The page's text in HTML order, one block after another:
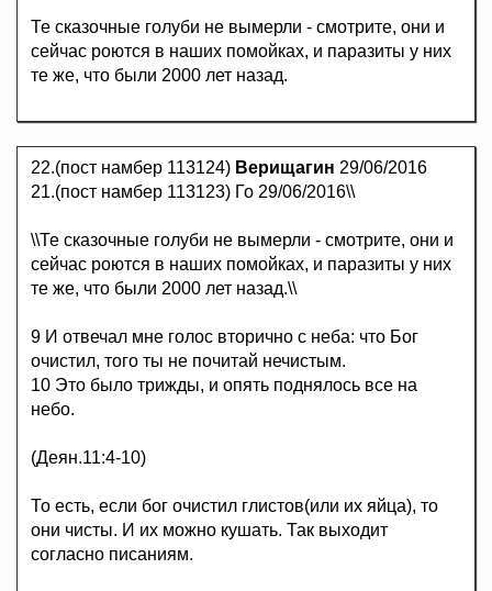
Те сказочные голуби не вымерли - смотрите, они и
сейчас роются в наших помойках, и паразиты у них
те же, что были 2000 лет назад.
22.(пост намбер 113124) Верищагин 29/06/2016
21.(пост намбер 113123) Го 29/06/2016\\
\\Те сказочные голуби не вымерли - смотрите, они и
сейчас роются в наших помойках, и паразиты у них
те же, что были 2000 лет назад.\\
9 И отвечал мне голос вторично с неба: что Бог
очистил, того ты не почитай нечистым.
10 Это было трижды, и опять поднялось все на
небо.
(Деян.11:4-10)
То есть, если бог очистил глистов(или их яйца), то
они чисты. И их можно кушать. Так выходит
согласно писаниям.